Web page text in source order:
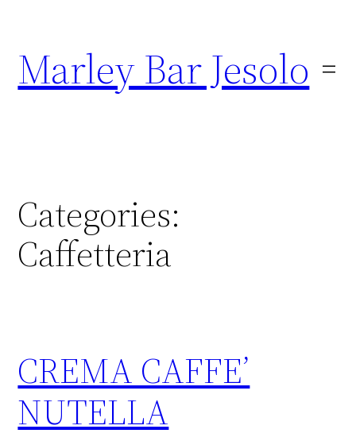
Marley Bar Jesolo
Categories:
Caffetteria
CREMA CAFFE’
NUTELLA